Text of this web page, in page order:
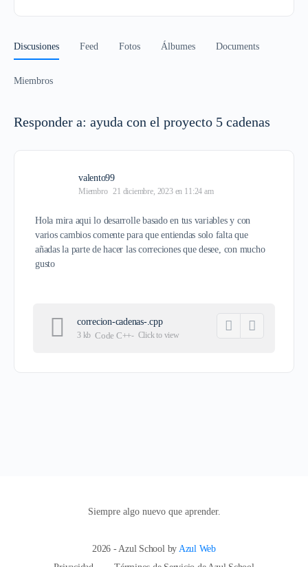
Discusiones Feed Fotos Álbumes Documents
Miembros
Responder a: ayuda con el proyecto 5 cadenas
valento99
Miembro 21 diciembre, 2023 en 11:24 am
Hola mira aqui lo desarrolle basado en tus variables y con
varios cambios comente para que entiendas solo falta que
añadas la parte de hacer las correciones que desee, con mucho
gusto
correcion-cadenas-.cpp
3 kb Code C++- Click toview
Siempre algo nuevo que aprender.
2026 - Azul School by Azul Web